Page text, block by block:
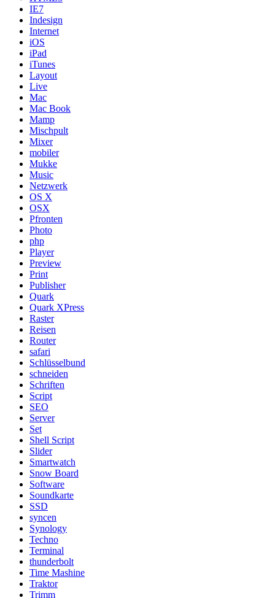
IE7
Indesign
Internet
iOS
iPad
iTunes
Layout
Live
Mac
Mac Book
Mamp
Mischpult
Mixer
mobiler
Mukke
Music
Netzwerk
OS X
OSX
Pfronten
Photo
php
Player
Preview
Print
Publisher
Quark
Quark XPress
Raster
Reisen
Router
safari
Schlüsselbund
schneiden
Schriften
Script
SEO
Server
Set
Shell Script
Slider
Smartwatch
Snow Board
Software
Soundkarte
SSD
syncen
Synology
Techno
Terminal
thunderbolt
Time Mashine
Traktor
Trimm